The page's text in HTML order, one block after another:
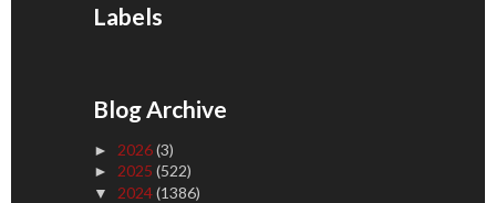
Labels
Blog Archive
► 2026(3)
► 2025 (522)
▼ 2024(1386)